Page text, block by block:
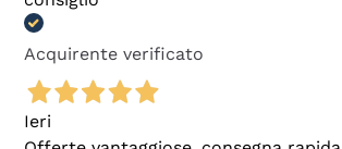
Acquirente verificato
Ieri